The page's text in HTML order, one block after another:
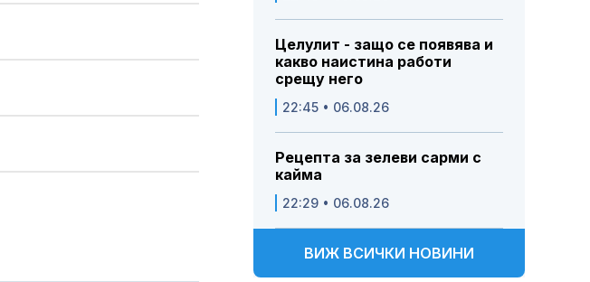
Целулит - защо се появява и
какво наистина работи
срещу него
22:45 • 06.08.26
Рецепта за зелеви сарми с
кайма
22:29 • 06.08.26
ВИЖ ВСИЧКИ НОВИНИ